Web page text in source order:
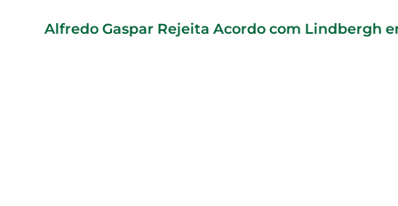
Alfredo Gaspar Rejeita Acordo com Lindbergh